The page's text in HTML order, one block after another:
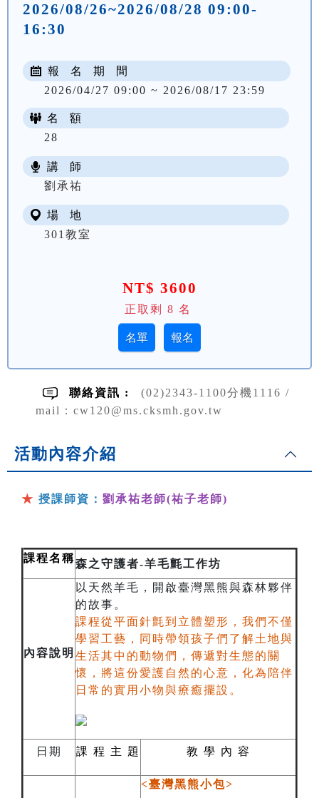
2026/08/26~2026/08/28 09:00-
16:30
NT$ 3600
報 名 期 間
2026/04/27 09:00 ~ 2026/08/17 23:59
名 額
28
講 師
劉承祐
場 地
301教室
正取剩 8 名
聯絡資訊 :
(02)2343-1100分機1116 /
mail：cw120@ms.cksmh.gov.tw
活動內容介紹
★ 授課師資： 劉承祐老師(祐子老師)
課程名稱森之守護者-羊毛氈工作坊
內容說明
以天然羊毛，開啟臺灣黑熊與森林夥伴
的故事。
課程從平面針氈到立體塑形，我們不僅
學習工藝，同時帶領孩子們了解土地與
生活其中的動物們，傳遞對生態的關
懷，將這份愛護自然的心意，化為陪伴
日常的實用小物與療癒擺設。
日期 課 程 主 題 教 學 內 容
<臺灣黑熊小包>